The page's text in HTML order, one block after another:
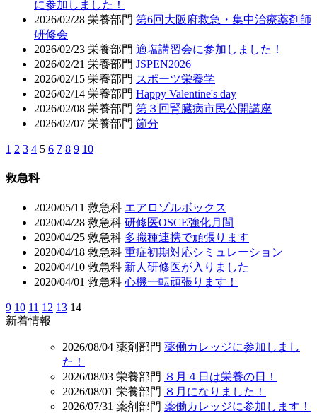
に参加しました！
2026/02/28 栄養部門 第6回大阪府救急・集中治療薬剤師
研修会
2026/02/23 栄養部門 適塩講習会に参加しました！
2026/02/21 栄養部門 JSPEN2026
2026/02/15 栄養部門 スポーツ栄養学
2026/02/14 栄養部門 Happy Valentine's day
2026/02/08 栄養部門 第３回腎臓病市民公開講座
2026/02/07 栄養部門 節分
1 2 3 4 5 6 7 8 9 10
救急科
2020/05/11 救急科 エアロゾルボックス
2020/04/28 救急科 研修医OSCE強化月間
2020/04/25 救急科 多職種連携で頑張ります
2020/04/18 救急科 重症初期対応シミュレーション
2020/04/10 救急科 新人研修医が入りました
2020/04/01 救急科 心機一転頑張ります！
9 10 11 12 13 14
新着情報
2026/08/04 薬剤部門 薬働カレッジに参加しまし
た！
2026/08/03 栄養部門 ８月４日は栄養の日！
2026/08/01 栄養部門 ８月になりました！
2026/07/31 薬剤部門 薬働カレッジに参加します！